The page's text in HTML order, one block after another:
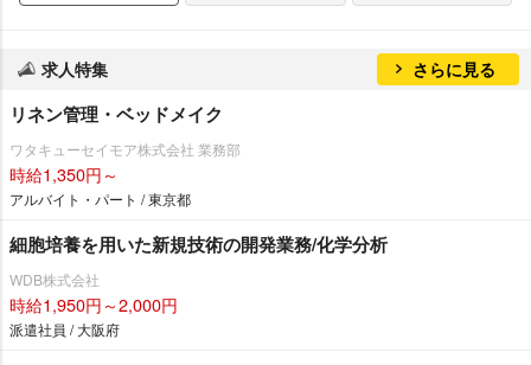
求人特集 さらに見る
リネン管理・ベッドメイク
ワタキューセイモア株式会社 業務部
時給1,350円～
アルバイト・パート / 東京都
細胞培養を用いた新規技術の開発業務/化学分析
WDB株式会社
時給1,950円～2,000円
派遣社員 / 大阪府